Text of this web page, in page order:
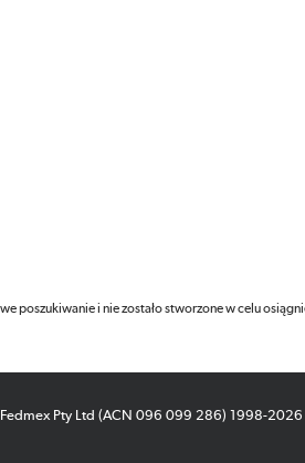
poszukiwanie i nie zostało stworzone w celu
Pty Ltd (ACN 096 099 286) 1998-2026